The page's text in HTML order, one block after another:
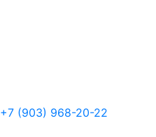
+7 (903) 968-20-22